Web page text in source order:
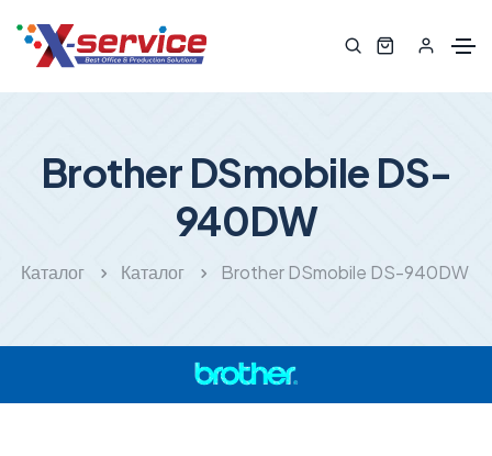
Brother DSmobile DS-
940DW
Каталог Каталог Brother DSmobile DS-940DW